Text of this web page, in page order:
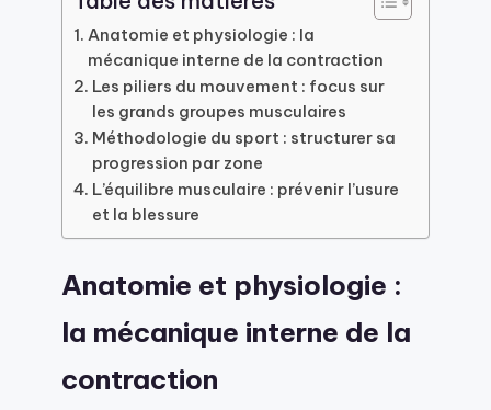
Anatomie et physiologie : la
mécanique interne de la contraction
Les piliers du mouvement : focus sur
les grands groupes musculaires
Méthodologie du sport : structurer sa
progression par zone
L’équilibre musculaire : prévenir l’usure
et la blessure
Anatomie et physiologie :
la mécanique interne de la
contraction